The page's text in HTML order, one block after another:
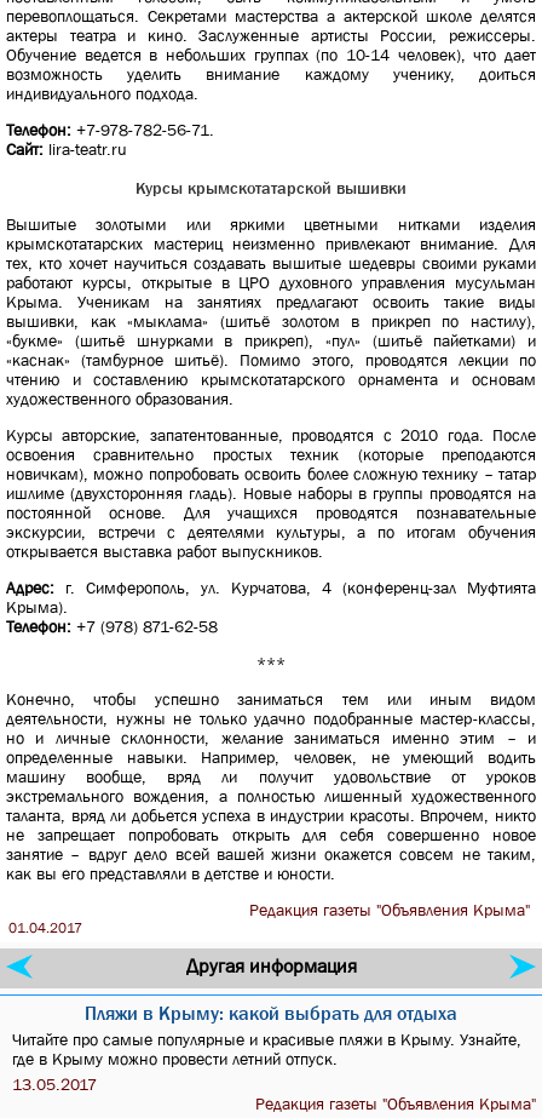
перевоплощаться. Секретами мастерства а актерской школе делятся
актеры театра и кино. Заслуженные артисты России, режиссеры.
Обучение ведется в небольших группах (по 10-14 человек), что дает
возможность уделить внимание каждому ученику, доиться
индивидуального подхода.
Телефон: +7-978-782-56-71.
Сайт: lira-teatr.ru
Курсы крымскотатарской вышивки
Вышитые золотыми или яркими цветными нитками изделия
крымскотатарских мастериц неизменно привлекают внимание. Для
тех, кто хочет научиться создавать вышитые шедевры своими руками
работают курсы, открытые в ЦРО духовного управления мусульман
Крыма. Ученикам на занятиях предлагают освоить такие виды
вышивки, как «мыклама» (шитьё золотом в прикреп по настилу),
«букме» (шитьё шнурками в прикреп), «пул» (шитьё пайетками) и
«каснак» (тамбурное шитьё). Помимо этого, проводятся лекции по
чтению и составлению крымскотатарского орнамента и основам
художественного образования.
Курсы авторские, запатентованные, проводятся с 2010 года. После
освоения сравнительно простых техник (которые преподаются
новичкам), можно попробовать освоить более сложную технику – татар
ишлиме (двухсторонняя гладь). Новые наборы в группы проводятся на
постоянной основе. Для учащихся проводятся познавательные
экскурсии, встречи с деятелями культуры, а по итогам обучения
открывается выставка работ выпускников.
Адрес: г. Симферополь, ул. Курчатова, 4 (конференц-зал Муфтията
Крыма).
Телефон: +7 (978) 871-62-58
***
Конечно, чтобы успешно заниматься тем или иным видом
деятельности, нужны не только удачно подобранные мастер-классы,
но и личные склонности, желание заниматься именно этим – и
определенные навыки. Например, человек, не умеющий водить
машину вообще, вряд ли получит удовольствие от уроков
экстремального вождения, а полностью лишенный художественного
таланта, вряд ли добьется успеха в индустрии красоты. Впрочем, никто
не запрещает попробовать открыть для себя совершенно новое
занятие – вдруг дело всей вашей жизни окажется совсем не таким,
как вы его представляли в детстве и юности.
Редакция газеты "Объявления Крыма"
01.04.2017
Другая информация
Пляжи в Крыму: какой выбрать для отдыха
Читайте про самые популярные и красивые пляжи в Крыму. Узнайте,
где в Крыму можно провести летний отпуск.
13.05.2017
Редакция газеты "Объявления Крыма"